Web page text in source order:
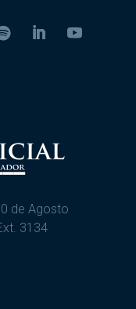
de Agosto
3134